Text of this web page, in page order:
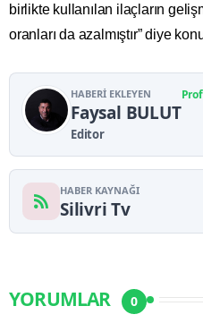
birlikte kullanılan ilaçların
oranları da azalmıştır” diye
HABERI EKLEYEN
Faysal BULUT
Editor
HABER KAYNAĞI
Silivri Tv
YORUMLAR 0